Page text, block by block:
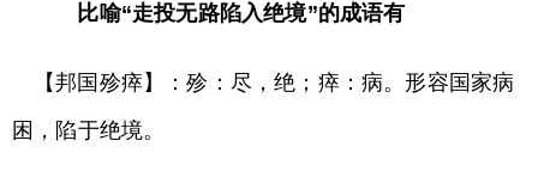
比喻“走投无路陷入绝境”的成语有
【邦国殄瘁】：殄：尽，绝；瘁：病。形容国家病
困，陷于绝境。